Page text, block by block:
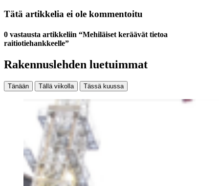
Tätä artikkelia ei ole kommentoitu
0 vastausta artikkeliin “Mehiläiset keräävät tietoa
raitiotiehankkeelle”
Rakennuslehden luetuimmat
Tänään Tällä viikolla Tässä kuussa